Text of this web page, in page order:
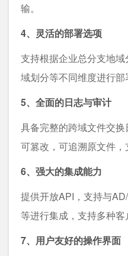
输。
4、灵活的部署选项
支持根据企业总分支地
域划分等不同维度进行部
5、全面的日志与审计
具备完整的跨域文件交
可篡改，可追溯原文件，
6、强大的集成能力
提供开放API，支持与
等进行集成，支持多种客
7、用户友好的操作界面